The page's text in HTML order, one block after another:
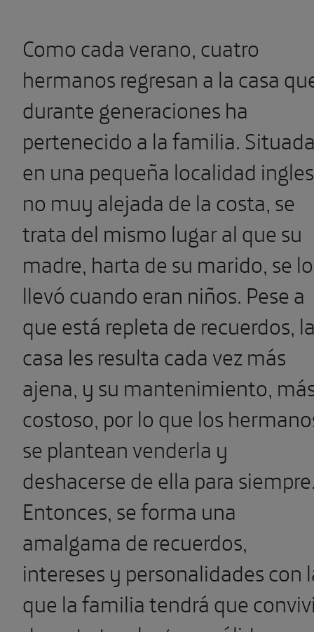
Como cada verano, cuatro
hermanos regresan a la casa
durante generaciones ha
pertenecido a la familia.
en una pequeña localidad
no muy alejada de la costa, se
trata del mismo lugar al que su
madre, harta de su marido, se
llevó cuando eran niños. Pese a
que está repleta de recuerdos,
casa les resulta cada vez más
ajena, y su mantenimiento,
costoso, por lo que los
se plantean venderla y
deshacerse de ella para
Entonces, se forma una
amalgama de recuerdos,
intereses y personalidades con
que la familia tendrá que